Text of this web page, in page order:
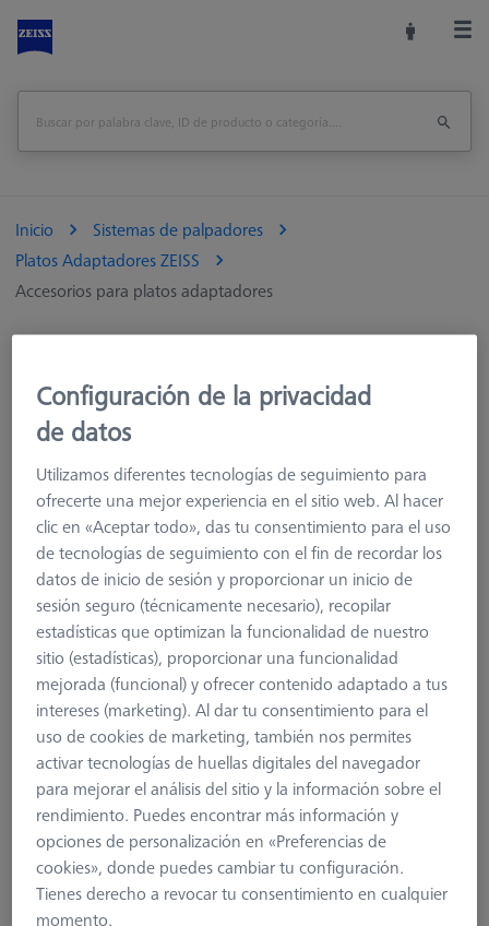
Inicio
Sistemas de palpadores
Platos Adaptadores ZEISS
Accesorios para platos adaptadores
Palpadores
Extensiones
Platos Adaptadores ZEISS
ZEISS VAST/VAST Gold
ZEISS VAST XTR
ZEISS VAST XXT
Accesorios para platos adaptadores
Protección contra colisiones para platos adaptadores VAST/VAST
Gold
Etiquetas para platos adaptadores VAST/VAST Gold
Cubos y adaptadores para platos adaptadores VAST/VAST Gold
Elementos de conexión
Kits
Accesorios para platos adaptadores
ZEISS también ofrece accesorios para los platos adaptadores.
Aquí es donde encontrará productos para proteger, marcar,
almacenar o ampliar la funcionalidad. Todos los productos
incluidos han sido comprobados y aprobados para los platos
Configuración de la privacidad
de datos
Utilizamos diferentes tecnologías de seguimiento para
ofrecerte una mejor experiencia en el sitio web. Al hacer
clic en «Aceptar todo», das tu consentimiento para el uso
de tecnologías de seguimiento con el fin de recordar los
datos de inicio de sesión y proporcionar un inicio de
sesión seguro (técnicamente necesario), recopilar
estadísticas que optimizan la funcionalidad de nuestro
sitio (estadísticas), proporcionar una funcionalidad
mejorada (funcional) y ofrecer contenido adaptado a tus
intereses (marketing). Al dar tu consentimiento para el
uso de cookies de marketing, también nos permites
activar tecnologías de huellas digitales del navegador
para mejorar el análisis del sitio y la información sobre el
rendimiento. Puedes encontrar más información y
opciones de personalización en «Preferencias de
cookies», donde puedes cambiar tu configuración.
Tienes derecho a revocar tu consentimiento en cualquier
momento.